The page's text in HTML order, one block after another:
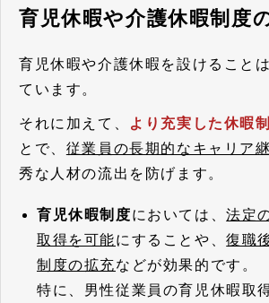
育児休暇や介護休暇制度
育児休暇や介護休暇を設けること
ています。
それに加えて、 より充実した休暇
とで、 従業員の長期的なキャリア
秀な人材の流出を防げます。
育児休暇制度においては、法定
取得を可能にすることや、復職
制度の拡充などが効果的です。
特に、男性従業員の育児休暇取